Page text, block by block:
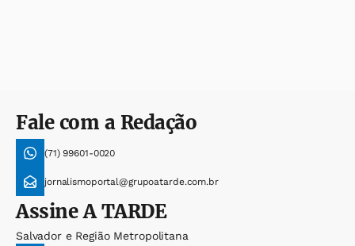
Fale com a Redação
(71) 99601-0020
jornalismoportal@grupoatarde.com.br
AssineA TARDE
Salvador e Região Metropolitana